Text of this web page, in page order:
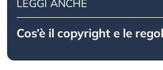
LEGGI ANCHE
Cos’è il copyright e le